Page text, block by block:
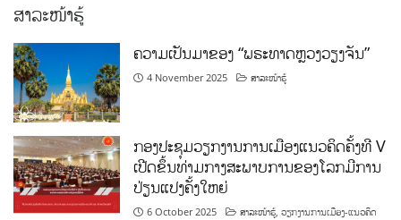
ສາລະໜ້າຮູ້
ຄວາມເປັນມາຂອງ “ພຣະທາດຫຼວງວຽງຈັນ”
4 November 2025 ສາລະໜ້າຮູ້
ກອງປະຊຸມວຽກງານການເມືອງແນວຄິດຄັ້ງທີ V
ເປີດຂຶ້ນທ່າມກາງສະພາບການຂອງໂລກມີການ
ປ່ຽນແປງຄັ້ງໃຫຍ່
6 October 2025 ສາລະໜ້າຮູ້,ວຽກງານການເມືອງ-ແນວຄິດ